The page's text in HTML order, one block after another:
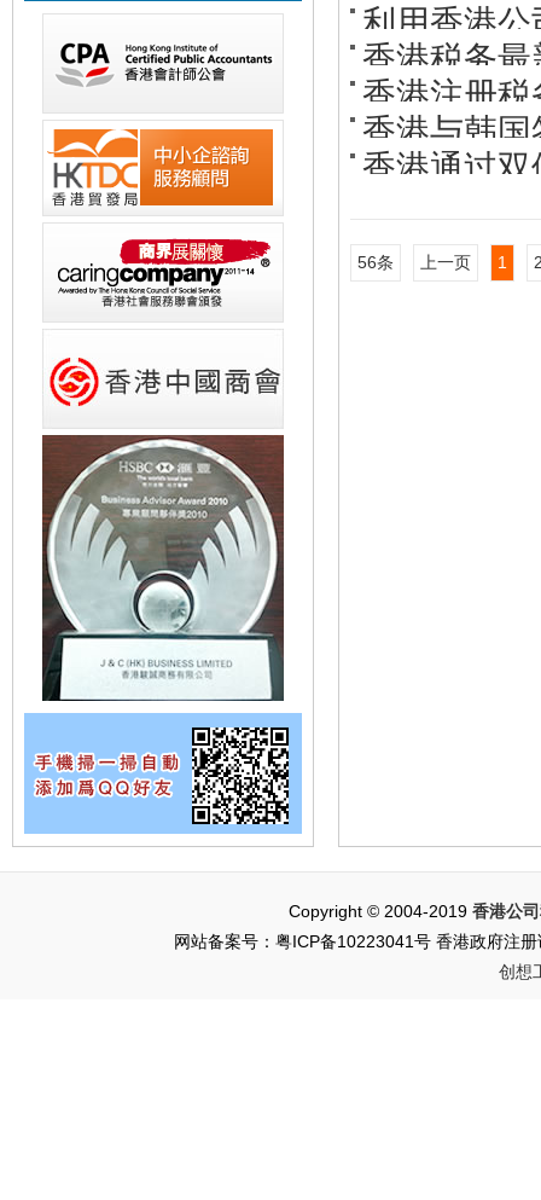
利用香港
香港税务最
香港注册
香港与韩
香港通过
56条 上一页 1
Copyright © 2004-2019香港公
网站备案号：粤ICP备10223041号 香港政府注
创想